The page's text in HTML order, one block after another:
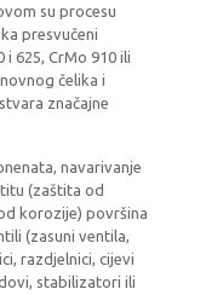
su procesu
presvučeni
625, CrMo 910 ili
čelika i
značajne
navarivanje
(zaštita od
korozije) površina
(zasuni ventila,
razdjelnici, cijevi
stabilizatori ili